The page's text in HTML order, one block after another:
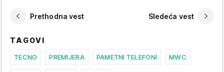
Prethodna vest Sledeća vest
TAGOVI
TECNO PREMIJERA PAMETNI TELEFONI MWC